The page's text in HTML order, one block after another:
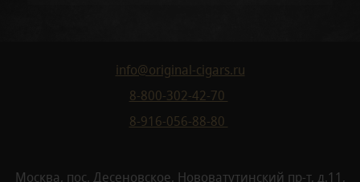
info@original-cigars.ru
8-800-302-42-70
8-916-056-88-80
Москва, пос. Десеновское, Нововатутинский пр-т, д.11,